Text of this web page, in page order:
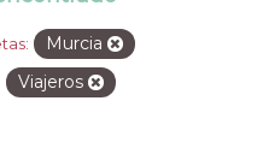
Murcia
Viajeros